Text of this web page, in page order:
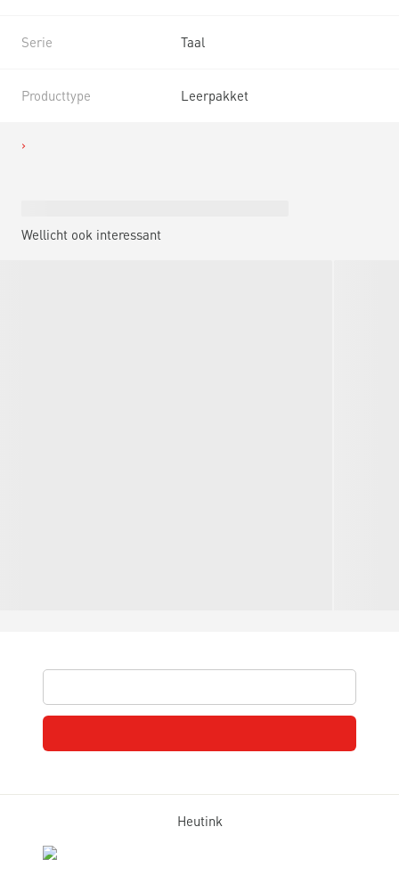
Serie Taal
Producttype Leerpakket
Wellicht ook interessant
Heutink